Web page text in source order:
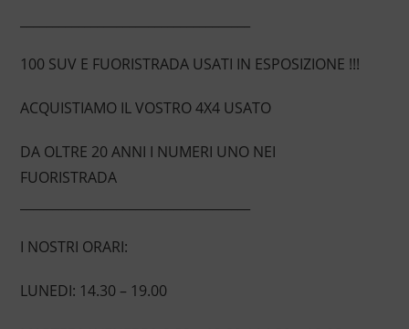
100 SUV E FUORISTRADA USATI IN ESPOSIZIONE !!!
ACQUISTIAMO IL VOSTRO 4X4 USATO
DA OLTRE 20 ANNI I NUMERI UNO NEI
FUORISTRADA
I NOSTRI ORARI:
LUNEDI: 14.30 – 19.00